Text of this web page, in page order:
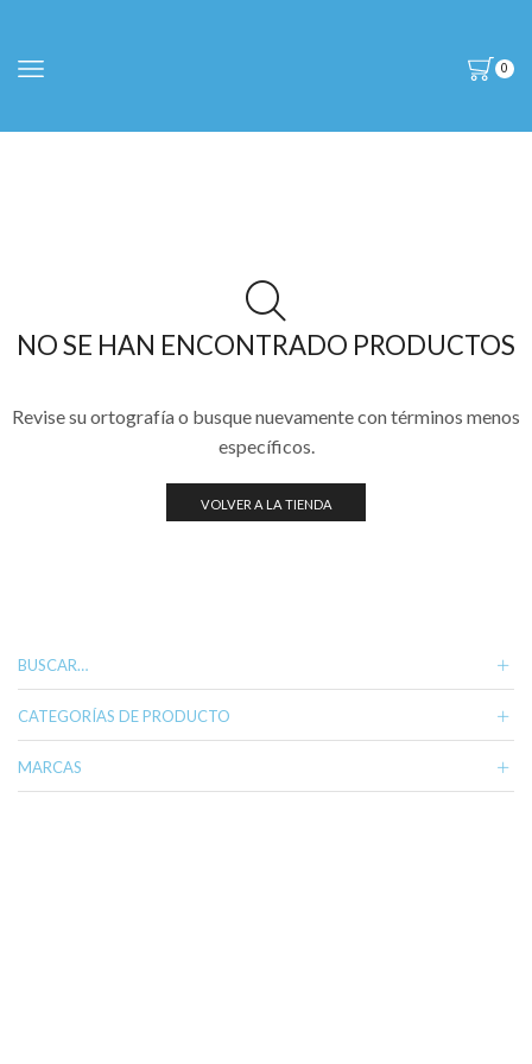
0
NO SE HAN ENCONTRADO PRODUCTOS
Revise su ortografía o busque nuevamente con términos menos
específicos.
VOLVER A LA TIENDA
BUSCAR…
CATEGORÍAS DE PRODUCTO
MARCAS